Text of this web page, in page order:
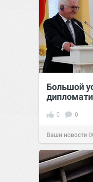
Большой
0 0
Ваши новости